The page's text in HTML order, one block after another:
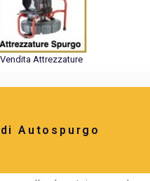
Attrezzature
Autospurgo